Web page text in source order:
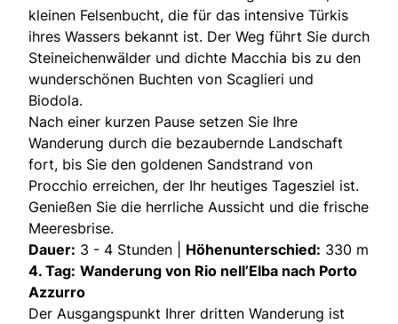
kleinen Felsenbucht, die für das intensive Türkis
ihres Wassers bekannt ist. Der Weg führt Sie durch
Steineichenwälder und dichte Macchia bis zu den
wunderschönen Buchten von Scaglieri und
Biodola.
Nach einer kurzen Pause setzen Sie Ihre
Wanderung durch die bezaubernde Landschaft
fort, bis Sie den goldenen Sandstrand von
Procchio erreichen, der Ihr heutiges Tagesziel ist.
Genießen Sie die herrliche Aussicht und die frische
Meeresbrise.
Dauer: 3 - 4 Stunden | Höhenunterschied: 330 m
4. Tag: Wanderung von Rio nell’Elba nach Porto
Azzurro
Der Ausgangspunkt Ihrer dritten Wanderung ist